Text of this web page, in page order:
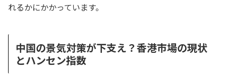
れるかにかかっています。
中国の景気対策が下支え？香港市場の現状
とハンセン指数